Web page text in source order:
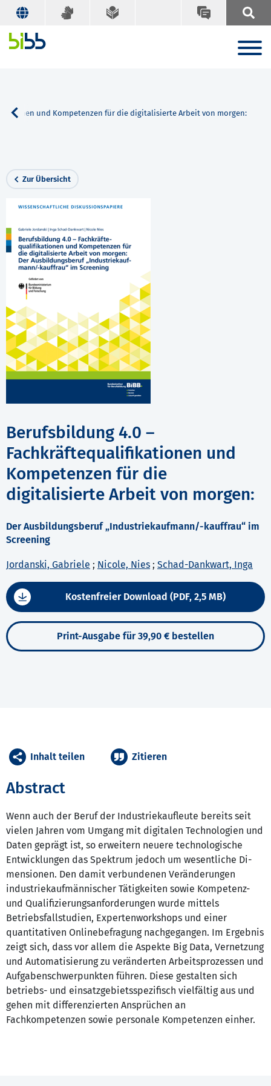
und Kompetenzen für die digitalisierte Arbeit von morgen:
Zur Übersicht
Berufsbildung 4.0 –
Fachkräftequalifikationen und
Kompetenzen für die
digitalisierte Arbeit von morgen:
Der Ausbildungsberuf „Industriekaufmann/-kauffrau“ im
Screening
Jordanski, Gabriele ; Nicole, Nies ; Schad-Dankwart, Inga
Kostenfreier Download (PDF, 2,5 MB)
Print-Ausgabe für 39,90 € bestellen
Abstract
Wenn auch der Beruf der Industriekaufleute bereits seit
vielen Jahren vom Umgang mit di­gitalen Technologien und
Daten geprägt ist, so erweitern neuere technologische
Entwicklun­gen das Spektrum jedoch um wesentliche Di­
mensionen. Den damit verbundenen Verände­rungen
industriekaufmännischer Tätigkeiten sowie Kompetenz-
und Qualifizierungsanfor­derungen wurde mittels
Betriebsfallstudien, Expertenworkshops und einer
quantitativen Onlinebefragung nachgegangen. Im Ergeb­nis
zeigt sich, dass vor allem die Aspekte Big Data, Vernetzung
und Automatisierung zu veränderten Arbeitsprozessen und
Aufgaben­schwerpunkten führen. Diese gestalten sich
betriebs- und einsatzgebietsspezifisch vielfäl­tig aus und
gehen mit differenzierten Ansprü­chen an
Fachkompetenzen sowie personale Kompetenzen einher.
Inhalt teilen Zitieren